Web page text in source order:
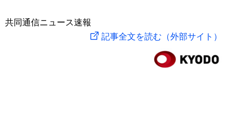
社会
旅と暮らし
暮らし
共同通信ニュース速報
記事全文を読む（外部サイト）